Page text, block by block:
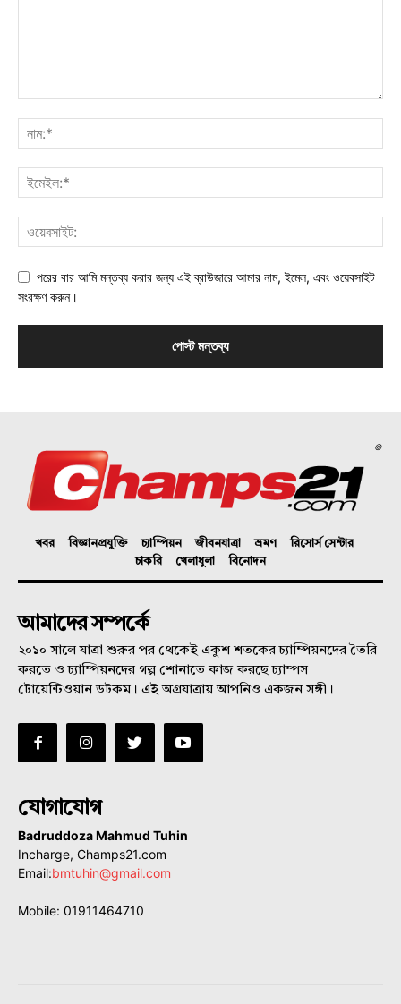
পরের বার আমি মন্তব্য করার জন্য এই ব্রাউজারে আমার নাম, ইমেল, এবং ওয়েবসাইট
সংরক্ষণ করুন।
©
খবর বিজ্ঞানপ্রযুক্তি চ্যাম্পিয়ন জীবনযাত্রা ভ্রমণ
রিসোর্স সেন্টার
চাকরি
খেলাধুলা বিনোদন
আমাদের সম্পর্কে
২০১০ সালে যাত্রা শুরুর পর থেকেই একুশ শতকের চ্যাম্পিয়নদের তৈরি
করতে ও চ্যাম্পিয়নদের গল্প শোনাতে কাজ করছে চ্যাম্পস
টোয়েন্টিওয়ান ডটকম। এই অগ্রযাত্রায় আপনিও একজন সঙ্গী।
যোগাযোগ
Badruddoza Mahmud Tuhin
Incharge, Champs21.com
Email:bmtuhin@gmail.com
Mobile: 01911464710